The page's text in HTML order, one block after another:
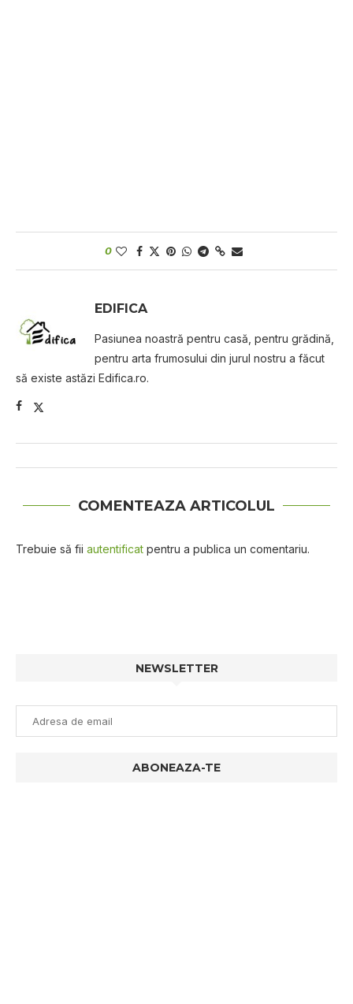
0
EDIFICA
Pasiunea noastră pentru casă, pentru grădină,
pentru arta frumosului din jurul nostru a făcut
să existe astăzi Edifica.ro.
COMENTEAZA ARTICOLUL
Trebuie să fii autentificat pentru a publica un comentariu.
NEWSLETTER